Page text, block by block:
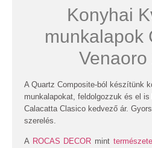
Konyhai
munkalapok
Venaoro
A Quartz Composite-ból készítünk
munkalapokat, feldolgozzuk és el
Calacatta Clasico kedvező ár.
szerelés.
A ROCAS DECOR mint